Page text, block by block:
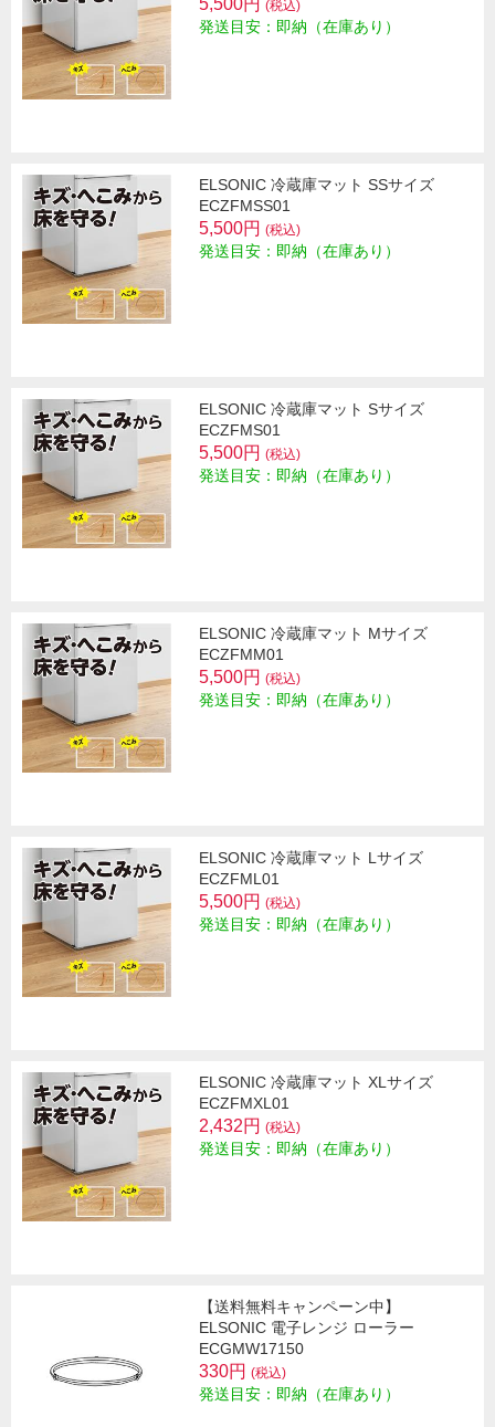
5,500円 (税込)
発送目安：即納（在庫あり）
ELSONIC 冷蔵庫マット SSサイズ
ECZFMSS01
5,500円 (税込)
発送目安：即納（在庫あり）
ELSONIC 冷蔵庫マット Sサイズ
ECZFMS01
5,500円 (税込)
発送目安：即納（在庫あり）
ELSONIC 冷蔵庫マット Mサイズ
ECZFMM01
5,500円 (税込)
発送目安：即納（在庫あり）
ELSONIC 冷蔵庫マット Lサイズ
ECZFML01
5,500円 (税込)
発送目安：即納（在庫あり）
ELSONIC 冷蔵庫マット XLサイズ
ECZFMXL01
2,432円 (税込)
発送目安：即納（在庫あり）
【送料無料キャンペーン中】
ELSONIC 電子レンジ ローラー
ECGMW17150
330円 (税込)
発送目安：即納（在庫あり）